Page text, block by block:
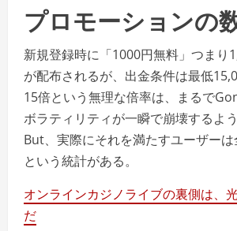
プロモーションの
新規登録時に「1000円無料」つまり
が配布されるが、出金条件は最低
15倍という無理な倍率は、まるで
ボラティリティが一瞬で崩壊するよう
But、実際にそれを満たすユーザー
という統計がある。
オンラインカジノライブの裏側は、
だ